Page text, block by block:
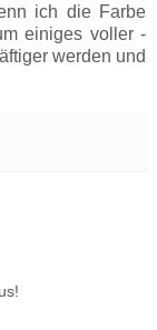
ich die Farbe
einiges voller -
werden und